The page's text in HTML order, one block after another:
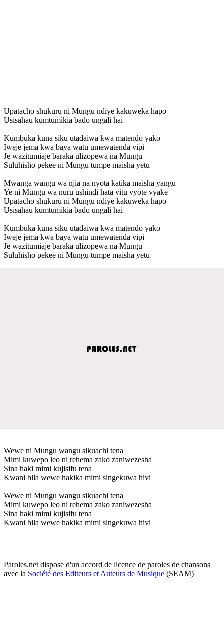
Upatacho shukuru ni Mungu ndiye kakuweka hapo
Usisahau kumtumikia bado ungali hai
Kumbuka kuna siku utadaiwa kwa matendo yako
Iweje jema kwa baya watu umewatenda vipi
Je wazitumiaje baraka ulizopewa na Mungu
Suluhisho pekee ni Mungu tumpe maisha yetu
Mwanga wangu wa njia na nyota katika maisha yangu
Ye ni Mungu wa nuru ushindi hata vitu vyote vyake
Upatacho shukuru ni Mungu ndiye kakuweka hapo
Usisahau kumtumikia bado ungali hai
Kumbuka kuna siku utadaiwa kwa matendo yako
Iweje jema kwa baya watu umewatenda vipi
Je wazitumiaje baraka ulizopewa na Mungu
Suluhisho pekee ni Mungu tumpe maisha yetu
Wewe ni Mungu wangu sikuachi tena
Mimi kuwepo leo ni rehema zako zaniwezesha
Sina haki mimi kujisifu tena
Kwani bila wewe hakika mimi singekuwa hivi
Wewe ni Mungu wangu sikuachi tena
Mimi kuwepo leo ni rehema zako zaniwezesha
Sina haki mimi kujisifu tena
Kwani bila wewe hakika mimi singekuwa hivi
Paroles.net dispose d'un accord de licence de paroles de chansons
avec la Société des Editeurs et Auteurs de Musique (SEAM)